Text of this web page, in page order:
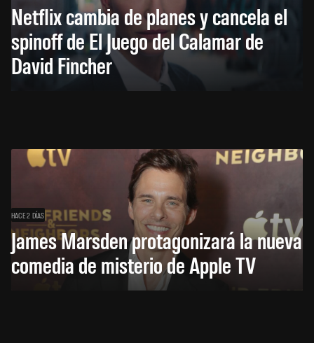
Netflix cambia de planes y cancela el
spinoff de El Juego del Calamar de
David Fincher
HACE 2 DÍAS
James Marsden protagonizará la nueva
comedia de misterio de Apple TV